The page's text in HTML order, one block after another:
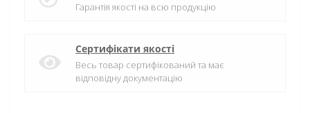
Гарантія якості на всю продукцію
Сертифікати якості
Весь товар сертифікований та має
відповідну документацію